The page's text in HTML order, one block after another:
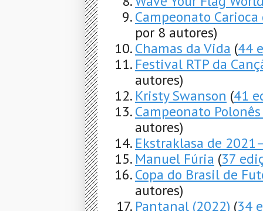
Campeonato
por 8 autores)
Chamas da Vida (44
Festival RTP da
autores)
Kristy Swanson (41
Campeonato
autores)
Ekstraklasa de
Manuel Fúria (37
Copa do Brasil de
autores)
Pantanal (2022) (34